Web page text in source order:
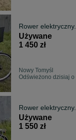
Rower elektryczny.
Używane
1 450 zł
Nowy Tomyśl
Odświeżono dzisiaj o
Rower elektryczny.
Używane
1 550 zł